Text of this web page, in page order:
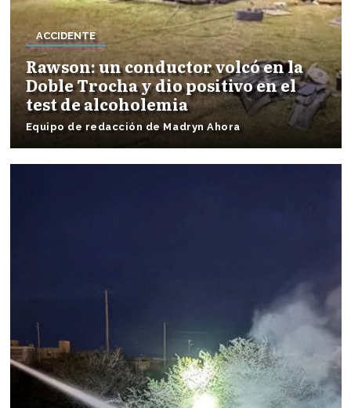
ACCIDENTE
Rawson: un conductor volcó en la
Doble Trocha y dio positivo en el
test de alcoholemia
Equipo de redacción de Madryn Ahora